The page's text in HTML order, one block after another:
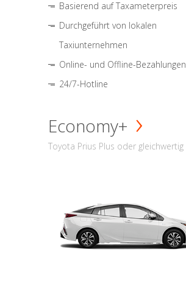
Basierend auf Taxameterpreis
Durchgeführt von lokalen
Taxiunternehmen
Online- und Offline-Bezahlungen
24/7-Hotline
Economy+
Toyota Prius Plus oder gleichwertig